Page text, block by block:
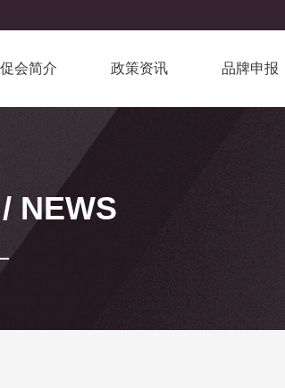
会简介 政策资讯 品牌申报
NEWS